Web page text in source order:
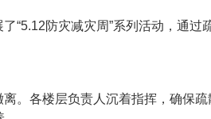
“5.12防灾减灾周”系列活动 ， 通过
。各楼层负责人沉着指挥，确保疏